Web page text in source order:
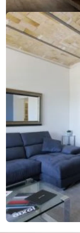
29. januára 2018
Nový nápad pre
elegantné
Nový nápad pre lepšie
interiéru